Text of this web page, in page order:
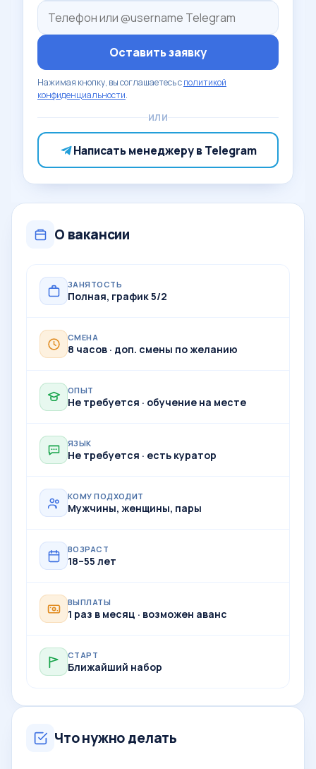
Оставить заявку
Нажимая кнопку, вы соглашаетесь сполитикой
конфиденциальности.
ИЛИ
Написать менеджеру в Telegram
О вакансии
ЗАНЯТОСТЬ
Полная, график 5/2
СМЕНА
8 часов · доп. смены по желанию
ОПЫТ
Не требуется · обучение на месте
ЯЗЫК
Не требуется · есть куратор
КОМУ ПОДХОДИТ
Мужчины, женщины, пары
ВОЗРАСТ
18–55 лет
ВЫПЛАТЫ
1 раз в месяц · возможен аванс
СТАРТ
Ближайший набор
Что нужно делать